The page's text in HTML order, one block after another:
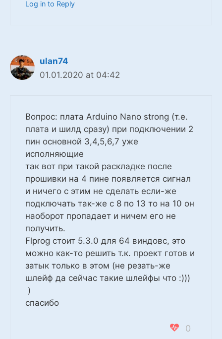
Log in to Reply
ulan74
01.01.2020 at 04:42
Вопрос: плата Arduino Nano strong (т.е.
плата и шилд сразу) при подключении 2
пин основной 3,4,5,6,7 уже
исполняющие
так вот при такой раскладке после
прошивки на 4 пине появляется сигнал
и ничего с этим не сделать если-же
подключать так-же с 8 по 13 то на 10 он
наоборот пропадает и ничем его не
получить.
Flprog стоит 5.3.0 для 64 виндовс, это
можно как-то решить т.к. проект готов и
затык только в этом (не резать-же
шлейф да сейчас такие шлейфы что :)))
)
спасибо
0